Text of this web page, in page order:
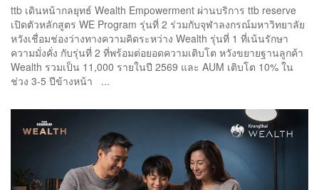
ttb เดินหน้ากลยุทธ์ Wealth Empowerment ผ่านบริการ ttb reserve
เปิดตัวหลักสูตร WE Program รุ่นที่ 2 ร่วมกับจุฬาลงกรณ์มหาวิทยาลัย
หวังเชื่อมช่องว่างทางความคิดระหว่าง Wealth รุ่นที่ 1 ที่เน้นรักษา
ความมั่งคั่ง กับรุ่นที่ 2 ที่พร้อมต่อยอดความเติบโต หวังขยายฐานลูกค้า
Wealth รวมเป็น 11,000 รายในปี 2569 และ AUM เติบโต 10% ใน
ช่วง 3-5 ปีข้างหน้า ...